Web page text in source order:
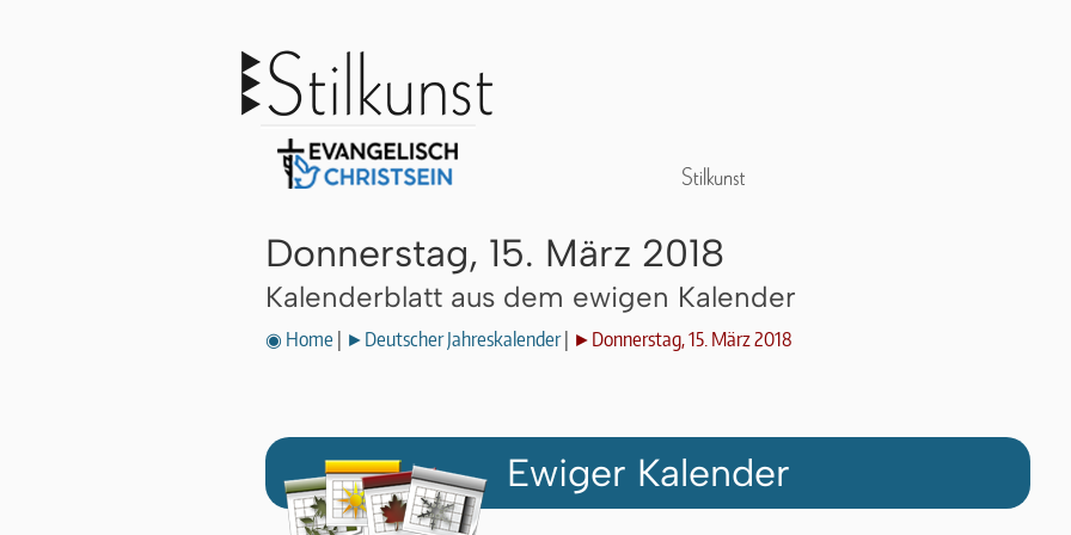
Donnerstag, 15. März 2018
Kalenderblatt aus dem ewigen Kalender
◉ Home ►Deutscher Jahreskalender| ►Donnerstag, 15. März 2018
Ewiger Kalender